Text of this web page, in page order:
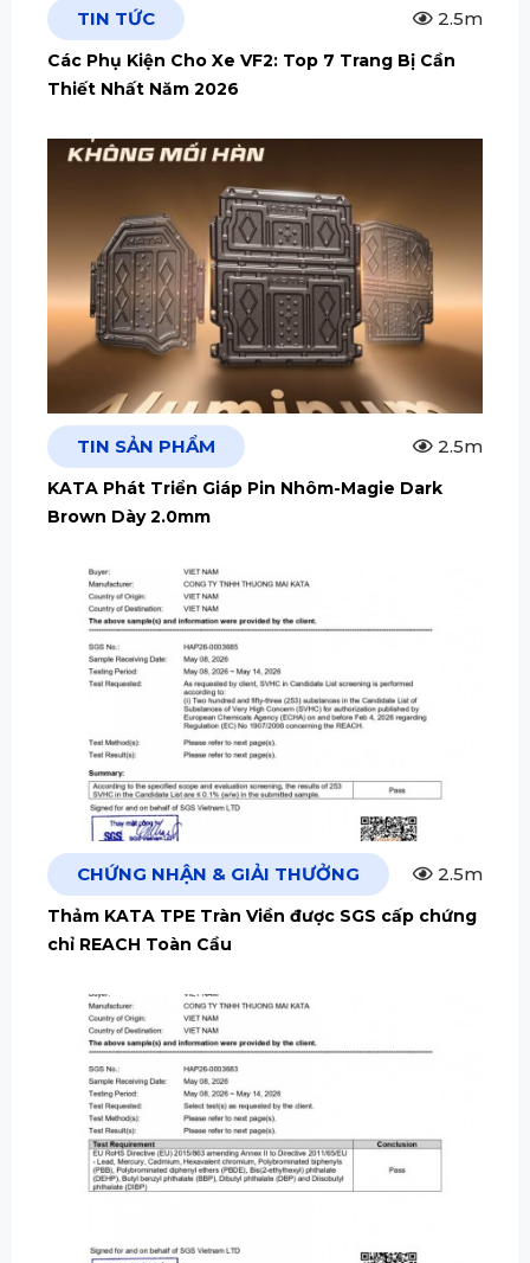
TIN TỨC 2.5m
Các Phụ Kiện Cho Xe VF2: Top 7 Trang Bị Cần
Thiết Nhất Năm 2026
TIN SẢN PHẨM 2.5m
KATA Phát Triển Giáp Pin Nhôm-Magie Dark
Brown Dày 2.0mm
CHỨNG NHẬN & GIẢI THƯỞNG 2.5m
Thảm KATA TPE Tràn Viền được SGS cấp chứng
chỉ REACH Toàn Cầu